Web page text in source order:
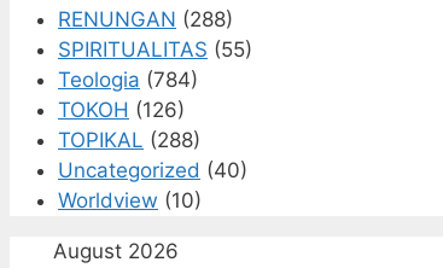
RENUNGAN (288)
SPIRITUALITAS (55)
Teologia (784)
TOKOH (126)
TOPIKAL (288)
Uncategorized (40)
Worldview (10)
August 2026